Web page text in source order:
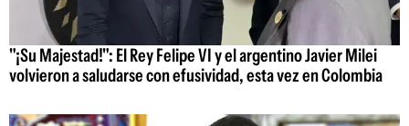
"¡Su Majestad!": El Rey Felipe VI y el argentino Javier Milei
volvieron a saludarse con efusividad, esta vez en Colombia